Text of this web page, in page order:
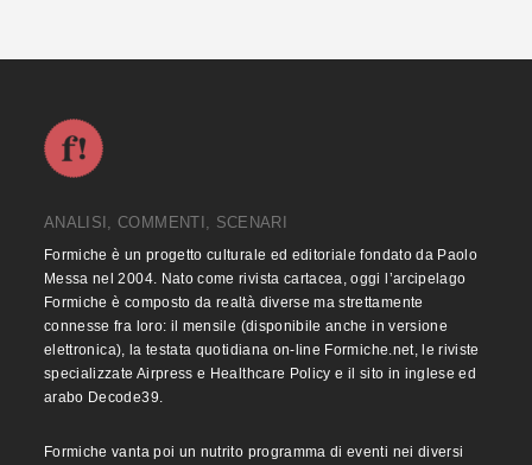
ANALISI, COMMENTI, SCENARI
Formiche è un progetto culturale ed editoriale fondato da Paolo
Messa nel 2004. Nato come rivista cartacea, oggi l’arcipelago
Formiche è composto da realtà diverse ma strettamente
connesse fra loro: il mensile (disponibile anche in versione
elettronica), la testata quotidiana on-line Formiche.net, le riviste
specializzate Airpress e Healthcare Policy e il sito in inglese ed
arabo Decode39.
Formiche vanta poi un nutrito programma di eventi nei diversi